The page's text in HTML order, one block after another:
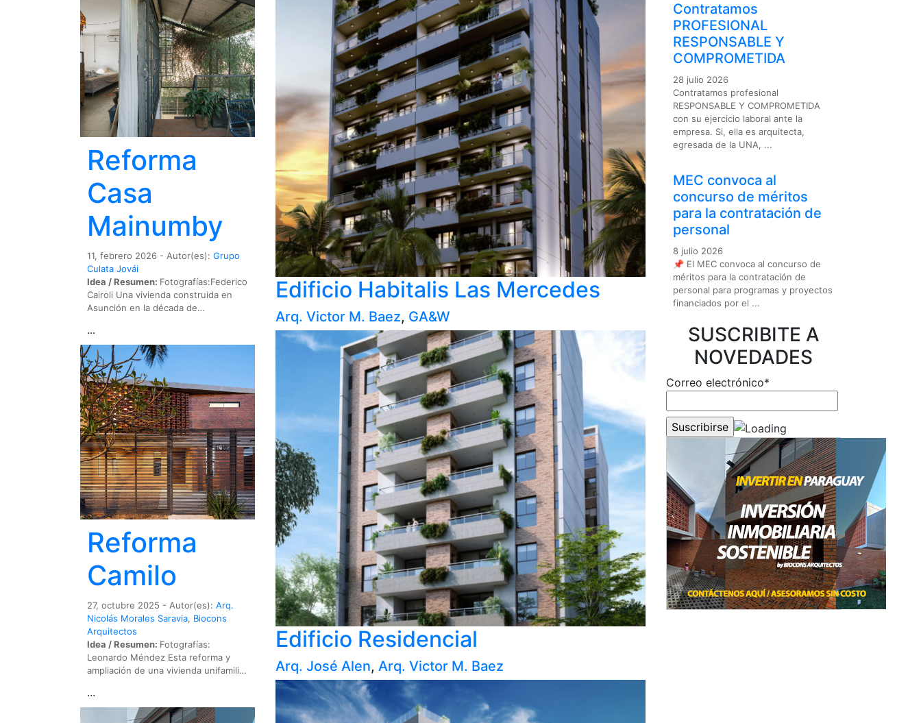
Edificio Habitalis Las Mercedes
Arq. Victor M. Baez, GA&W
Edificio Residencial
Arq. José Alen, Arq. Victor M. Baez
Reforma
Casa
Mainumby
11, febrero 2026 - Autor(es): Grupo
Culata Jovái
Idea / Resumen: Fotografías:Federico
Cairoli Una vivienda construida en
Asunción en la década de…
...
Reforma
Camilo
27, octubre 2025 - Autor(es): Arq.
Nicolás Morales Saravia, Biocons
Arquitectos
Idea / Resumen: Fotografías:
Leonardo Méndez Esta reforma y
ampliación de una vivienda unifamili…
...
Contratamos
PROFESIONAL
RESPONSABLE Y
COMPROMETIDA
28 julio 2026
Contratamos profesional
RESPONSABLE Y COMPROMETIDA
con su ejercicio laboral ante la
empresa. Si, ella es arquitecta,
egresada de la UNA, ...
MEC convoca al
concurso de méritos
para la contratación de
personal
8 julio 2026
📌 El MEC convoca al concurso de
méritos para la contratación de
personal para programas y proyectos
financiados por el ...
SUSCRIBITE A
NOVEDADES
Correo electrónico*